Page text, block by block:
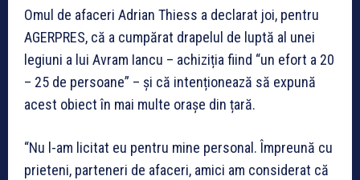
Omul de afaceri Adrian Thiess a declarat joi, pentru
AGERPRES, că a cumpărat drapelul de luptă al unei
legiuni a lui Avram Iancu – achiziția fiind “un efort a 20
– 25 de persoane” – și că intenționează să expună
acest obiect în mai multe orașe din țară.
“Nu l-am licitat eu pentru mine personal. Împreună cu
prieteni, parteneri de afaceri, amici am considerat că